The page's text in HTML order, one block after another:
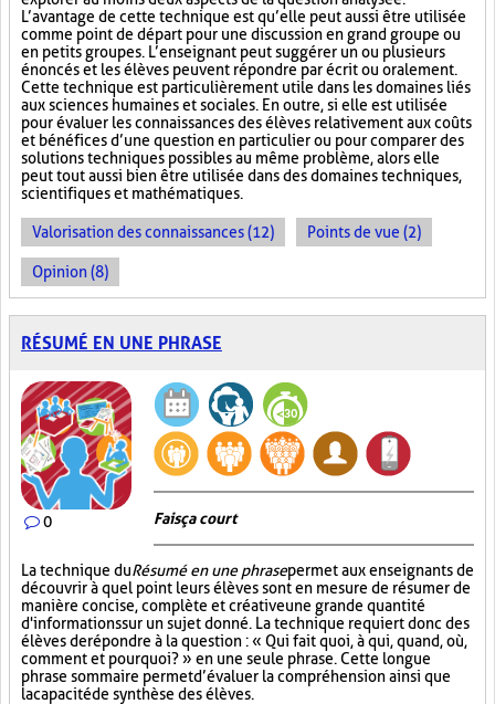
L’avantage de cette technique est qu’elle peut aussi être utilisée
comme point de départ pour une discussion en grand groupe ou
en petits groupes. L’enseignant peut suggérer un ou plusieurs
énoncés et les élèves peuvent répondre par écrit ou oralement.
Cette technique est particulièrement utile dans les domaines liés
aux sciences humaines et sociales. En outre, si elle est utilisée
pour évaluer les connaissances des élèves relativement aux coûts
et bénéfices d’une question en particulier ou pour comparer des
solutions techniques possibles au même problème, alors elle
peut tout aussi bien être utilisée dans des domaines techniques,
scientifiques et mathématiques.
Valorisation des connaissances (12) Points de vue (2)
Opinion (8)
RÉSUMÉ EN UNE PHRASE
0 Fais ça court
La technique duRésumé en une phrasepermet aux enseignants de
découvrir à quel point leurs élèves sont en mesure de résumer de
manière concise, complète et créative une grande quantité
d'informations sur un sujet donné. La technique requiert donc des
élèves de répondre à la question : « Qui fait quoi, à qui, quand, où,
comment et pourquoi? » en une seule phrase. Cette longue
phrase sommaire permet d’évaluer la compréhension ainsi que
la capacité de synthèse des élèves.